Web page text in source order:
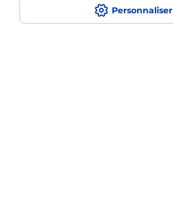
Personnaliser
Comment fonctionne la